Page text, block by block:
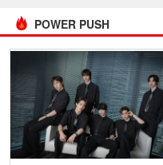
POWER PUSH